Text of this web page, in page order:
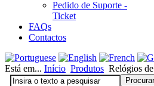
Pedido de Suporte -
Ticket
FAQs
Contactos
Está em... Início Produtos Relógios